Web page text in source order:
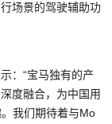
场景的驾驶辅助功
：“宝马独有的产
度融合，为中国用
我们期待着与Mo